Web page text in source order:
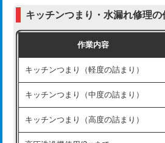
管・ポリ管・HT管使用/3ｍ超え)
排水管工事（土の掘削・埋め戻し作
排水管工事（排水管工事/3ｍまで）
排水管工事（追加 排水管工事/3ｍ超
式・ワンホール）)
交換・取付(排水栓・排水トラップ
キッチンつまり・水漏れ修理の
作業内容
キッチンつまり（軽度の詰まり）
キッチンつまり（中度の詰まり）
キッチンつまり（高度の詰まり）